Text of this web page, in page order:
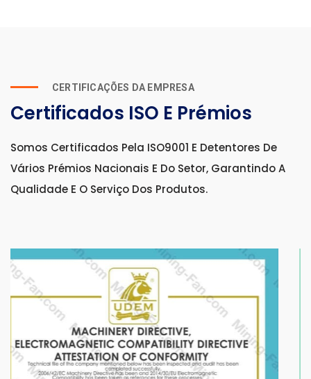
CERTIFICAÇÕES DA EMPRESA
Certificados ISO E Prémios
Somos Certificados Pela ISO9001 E Detentores De
Vários Prémios Nacionais E Do Setor, Garantindo A
Qualidade E O Serviço Dos Produtos.